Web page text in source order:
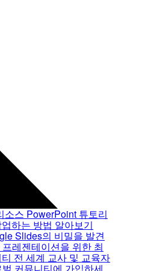
소스 PowerPoint 튜토리
하는 방법 알아보기
Slides의 비밀을 발견
레젠테이션을 위한 최
전 세계 교사 및 교육자